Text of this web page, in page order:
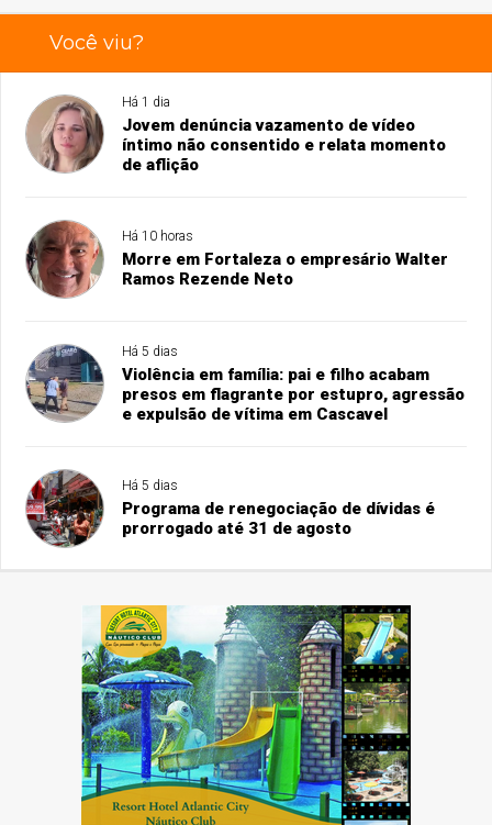
Você viu?
Há 1 dia
Jovem denúncia vazamento de vídeo
íntimo não consentido e relata momento
de aflição
Há 10 horas
Morre em Fortaleza o empresário Walter
Ramos Rezende Neto
Há 5 dias
Violência em família: pai e filho acabam
presos em flagrante por estupro, agressão
e expulsão de vítima em Cascavel
Há 5 dias
Programa de renegociação de dívidas é
prorrogado até 31 de agosto